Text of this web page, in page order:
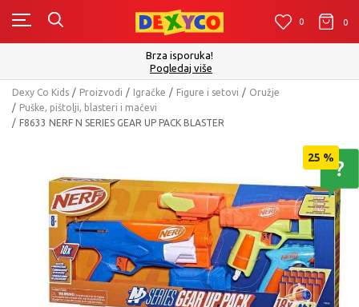
0 0
Brza isporuka!
Pogledaj više
Dexy Co Kids Proizvodi Igračke Figure i setovi
Oružje
Puške, pištolji, blasteri i mačevi
F8633 NERF N SERIES GEAR UP PACK BLASTER
25 %